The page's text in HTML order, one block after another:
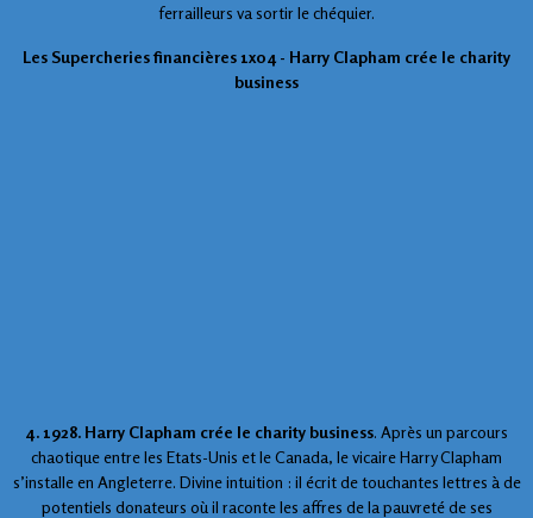
ferrailleurs va sortir le chéquier.
Les Supercheries financières 1x04 - Harry Clapham crée le charity
business
4. 1928. Harry Clapham crée le charity business. Après un parcours
chaotique entre les Etats-Unis et le Canada, le vicaire Harry Clapham
s’installe en Angleterre. Divine intuition : il écrit de touchantes lettres à de
potentiels donateurs où il raconte les affres de la pauvreté de ses